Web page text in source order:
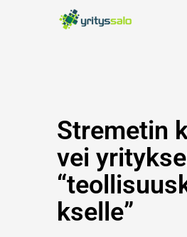
Stremetin
vei
kselle”